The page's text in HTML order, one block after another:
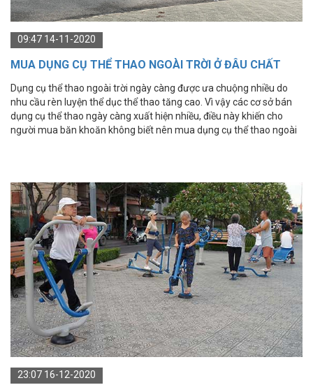
09:47 14-11-2020
MUA DỤNG CỤ THỂ THAO NGOÀI TRỜI Ở ĐÂU CHẤT
LƯỢNG?
Dụng cụ thể thao ngoài trời ngày càng được ưa chuộng nhiều do
nhu cầu rèn luyện thể dục thể thao tăng cao. Vì vậy các cơ sở bán
dụng cụ thể thao ngày càng xuất hiện nhiều, điều này khiến cho
người mua băn khoăn không biết nên mua dụng cụ thể thao ngoài
23:07 16-12-2020